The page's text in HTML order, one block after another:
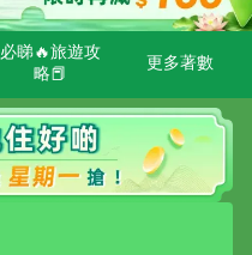
必睇🔥旅遊攻
略📕
更多著數